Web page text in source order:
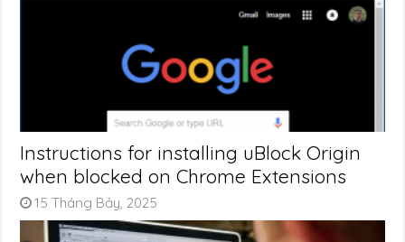
Instructions for installing uBlock Origin
when blocked on Chrome Extensions
15 Tháng Bảy, 2025